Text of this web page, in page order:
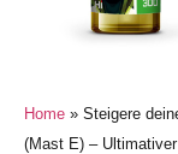
Home » Steigere
(Mast E) –